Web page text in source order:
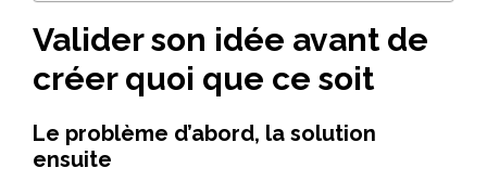
Valider son idée avant de
créer quoi que ce soit
Le problème d’abord, la solution
ensuite